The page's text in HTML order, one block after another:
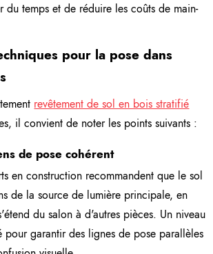
du temps et de réduire les coûts de main-
pour la pose dans
revêtement de sol en bois stratifié
il convient de noter les points suivants :
de pose cohérent
en construction recommandent que le sol
de la source de lumière principale, en
du salon à d'autres pièces. Un niveau
pour garantir des lignes de pose parallèles